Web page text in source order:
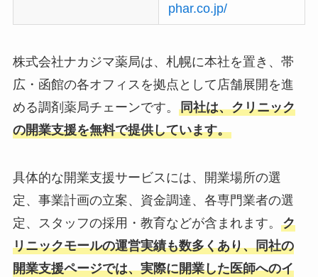
phar.co.jp/
株式会社ナカジマ薬局は、札幌に本社を置き、帯
広・函館の各オフィスを拠点として店舗展開を進
める調剤薬局チェーンです。 同社は、クリニック
の開業支援を無料で提供しています。
具体的な開業支援サービスには、開業場所の選
定、事業計画の立案、資金調達、各専門業者の選
定、スタッフの採用・教育などが含まれます。 ク
リニックモールの運営実績も数多くあり、同社の
開業支援ページでは、実際に開業した医師へのイ